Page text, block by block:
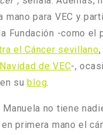
mano para VEC y
Fundación -como el
el Cáncer sevillano
de VEC-,
su blog.
no tiene
primera mano el